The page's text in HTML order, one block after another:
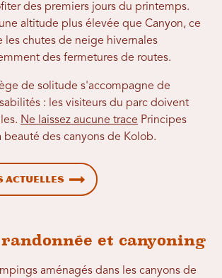
des premiers jours du printemps.
altitude plus élevée que Canyon, ce
chutes de neige hivernales
des fermetures de routes.
de solitude s'accompagne de
: les visiteurs du parc doivent
Ne laissez aucune trace Principes
beauté des canyons de Kolob.
actuelles
et canyoning
aménagés dans les canyons de